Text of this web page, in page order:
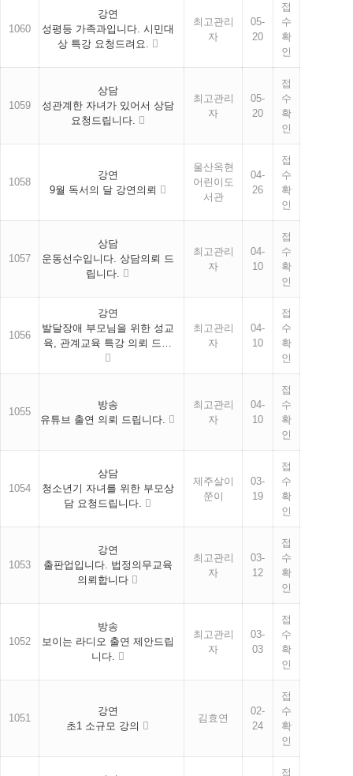
1060
강연
성평등 가족과입니다. 시민대
상 특강 요청드려요.
최고관리
자
05-
20
접
수
확
인
1059
상담
성관계한 자녀가 있어서 상담
요청드립니다.
최고관리
자
05-
20
접
수
확
인
1058
강연
9월 독서의 달 강연의뢰
울산옥현
어린이도
서관
04-
26
접
수
확
인
1057
상담
운동선수입니다. 상담의뢰 드
립니다.
최고관리
자
04-
10
접
수
확
인
1056
강연
발달장애 부모님을 위한 성교
육, 관계교육 특강 의뢰 드…
최고관리
자
04-
10
접
수
확
인
1055
방송
유튜브 출연 의뢰 드립니다.
최고관리
자
04-
10
접
수
확
인
1054
상담
청소년기 자녀를 위한 부모상
담 요청드립니다.
제주살이
쭌이
03-
19
접
수
확
인
1053
강연
출판업입니다. 법정의무교육
의뢰합니다
최고관리
자
03-
12
접
수
확
인
1052
방송
보이는 라디오 출연 제안드립
니다.
최고관리
자
03-
03
접
수
확
인
1051
강연
초1 소규모 강의
김효연
02-
24
접
수
확
인
접